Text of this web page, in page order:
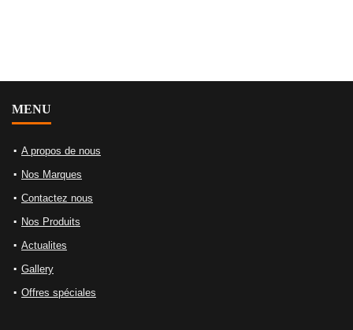
MENU
A propos de nous
Nos Marques
Contactez nous
Nos Produits
Actualites
Gallery
Offres spéciales